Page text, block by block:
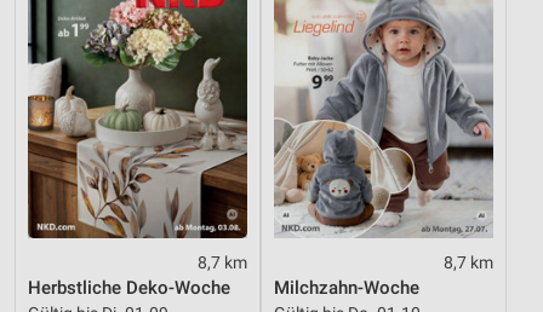
8,7 km
Herbstliche Deko-Woche
8,7 km
Milchzahn-Woche
Nicht-IAB-Verarbeitungszwecke:
Notwendig
Performance
Funktional
Werbung